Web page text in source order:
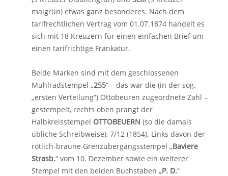
maigrün) etwas ganz besonderes. Nach dem
tarifrechtlichen Vertrag vom 01.07.1874 handelt es
sich mit 18 Kreuzern für einen einfachen Brief um
einen tarifrichtige Frankatur.
Beide Marken sind mit dem geschlossenen
Mühlradstempel „255“ – das war die (in der sog.
„ersten Verteilung“) Ottobeuren zugeordnete Zahl –
gestempelt, rechts oben prangt der
Halbkreisstempel OTTOBEUERN (so die damals
übliche Schreibweise), 7/12 (1854). Links davon der
rötlich-braune Grenzübergangsstempel „Baviere
Strasb.“ vom 10. Dezember sowie ein weiterer
Stempel mit den beiden Buchstaben „P. D.“